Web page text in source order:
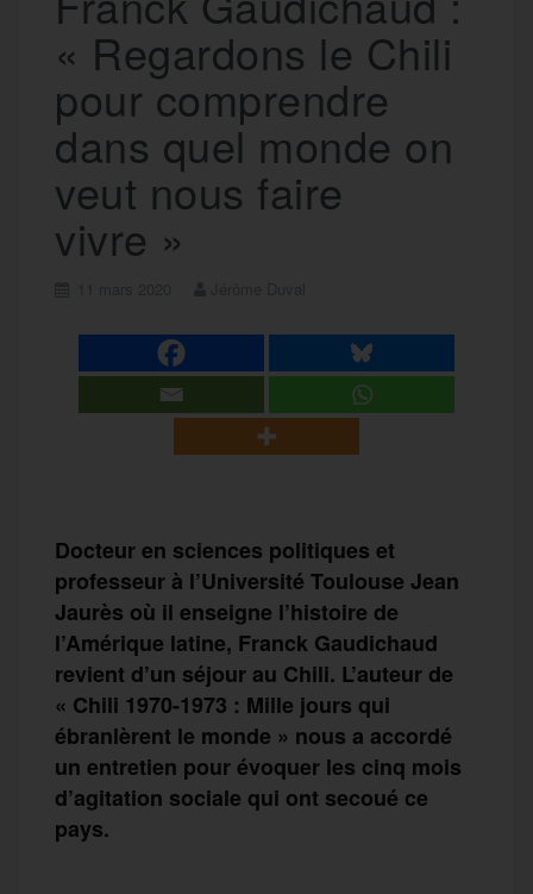
« Regardons le Chili
pour comprendre
dans quel monde on
veut nous faire
vivre »
Docteur en sciences politiques et
professeur à l’Université Toulouse Jean
Jaurès où il enseigne l’histoire de
l’Amérique latine, Franck Gaudichaud
revient d’un séjour au Chili. L’auteur de
« Chili 1970-1973 : Mille jours qui
ébranlèrent le monde » nous a accordé
un entretien pour évoquer les cinq mois
d’agitation sociale qui ont secoué ce
pays.